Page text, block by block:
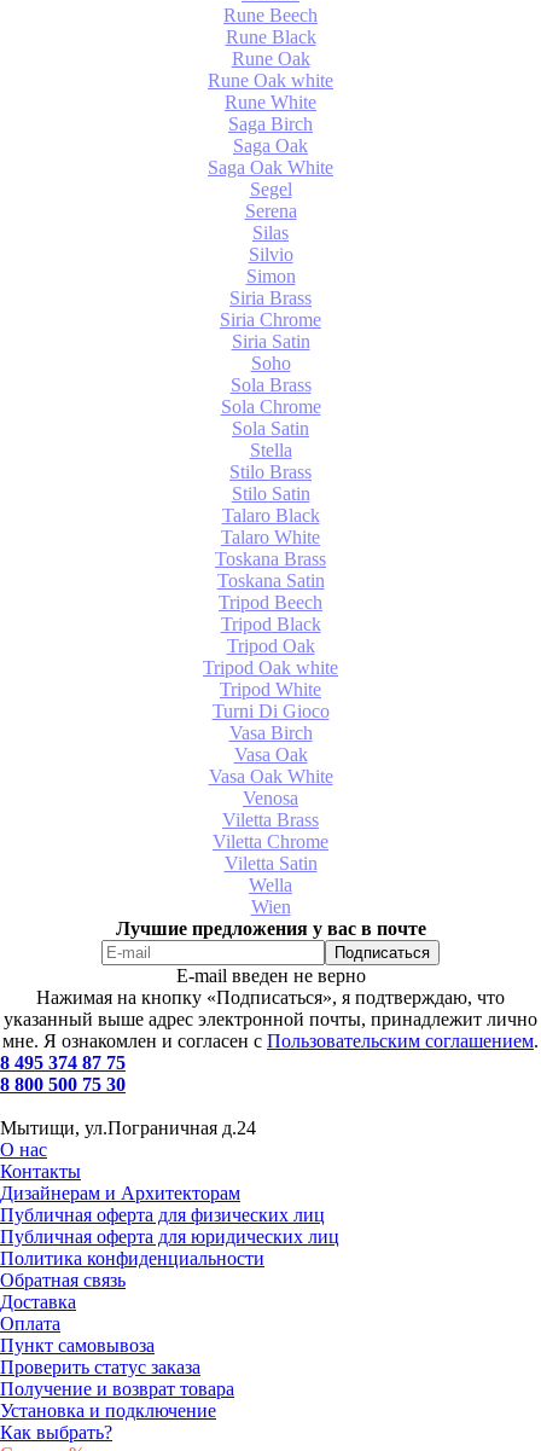
Rune Beech
Rune Black
Rune Oak
Rune Oak white
Rune White
Saga Birch
Saga Oak
Saga Oak White
Segel
Serena
Silas
Silvio
Simon
Siria Brass
Siria Chrome
Siria Satin
Soho
Sola Brass
Sola Chrome
Sola Satin
Stella
Stilo Brass
Stilo Satin
Talaro Black
Talaro White
Toskana Brass
Toskana Satin
Tripod Beech
Tripod Black
Tripod Oak
Tripod Oak white
Tripod White
Turni Di Gioco
Vasa Birch
Vasa Oak
Vasa Oak White
Venosa
Viletta Brass
Viletta Chrome
Viletta Satin
Wella
Wien
Лучшие предложения у вас в почте
E-mail введен не верно
Нажимая на кнопку «Подписаться», я подтверждаю, что
указанный выше адрес электронной почты, принадлежит лично
мне. Я ознакомлен и согласен с Пользовательским соглашением.
8 495 374 87 75
8 800 500 75 30
Мытищи, ул.Пограничная д.24
О нас
Контакты
Дизайнерам и Архитекторам
Публичная оферта для физических лиц
Публичная оферта для юридических лиц
Политика конфиденциальности
Обратная связь
Доставка
Оплата
Пункт самовывоза
Проверить статус заказа
Получение и возврат товара
Установка и подключение
Как выбрать?